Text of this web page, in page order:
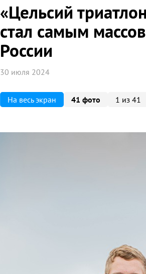
«Цельсий
стал самым
России
30 июля 2024
На весь экран 41 фото 1 из 41